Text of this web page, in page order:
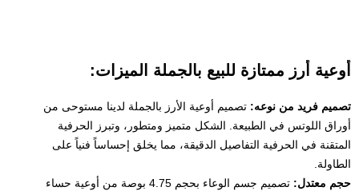
أوعية أرز ممتازة للبيع بالجملة الميزات:
تصميم فريد من نوعه: تصميم أوعية الأرز بالجملة لدينا مستوحى من
أوراق اللوتس في الطبيعة. الشكل متميز ومتطور، وتبرز الحرفية
المتقنة في الحرفية التفاصيل الدقيقة، مما يخلق إحساساً فنياً على
الطاولة.
حجم معتدل:
تصميم جسم الوعاء بحجم 4.75 بوصة من أوعية حساء